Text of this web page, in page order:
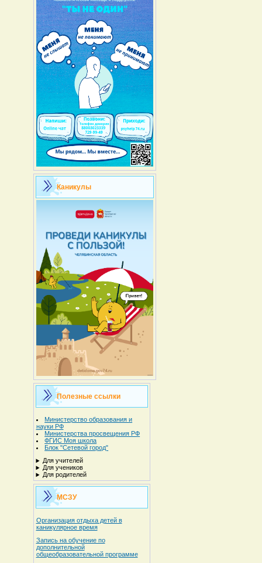
Каникулы
Полезные ссылки
Министерство образования и
науки РФ
Министерства просвещения РФ
ФГИС Моя школа
Блок "Сетевой город"
Для учителей
Для учеников
Для родителей
МСЗУ
Организация отдыха детей в
каникулярное время
Запись на обучение по
дополнительной
общеобразовательной программе